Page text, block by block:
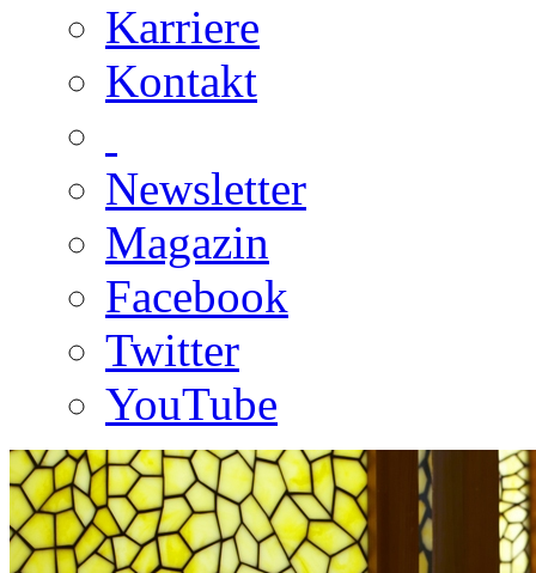
Karriere
Kontakt
Newsletter
Magazin
Facebook
Twitter
YouTube